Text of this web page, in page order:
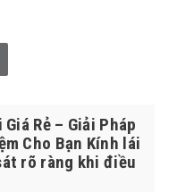
Rẻ – Giải Pháp
Cho Bạn Kính lái
rõ ràng khi điều